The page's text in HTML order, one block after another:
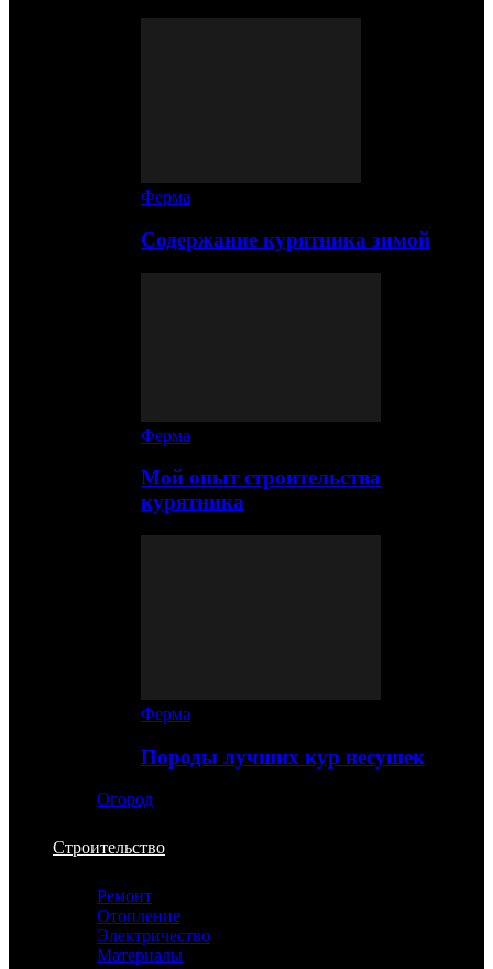
Ферма
Содержание курятника зимой
Ферма
Мой опыт строительства
курятника
Ферма
Породы лучших кур несушек
Огород
Строительство
Ремонт
Отопление
Электричество
Материалы